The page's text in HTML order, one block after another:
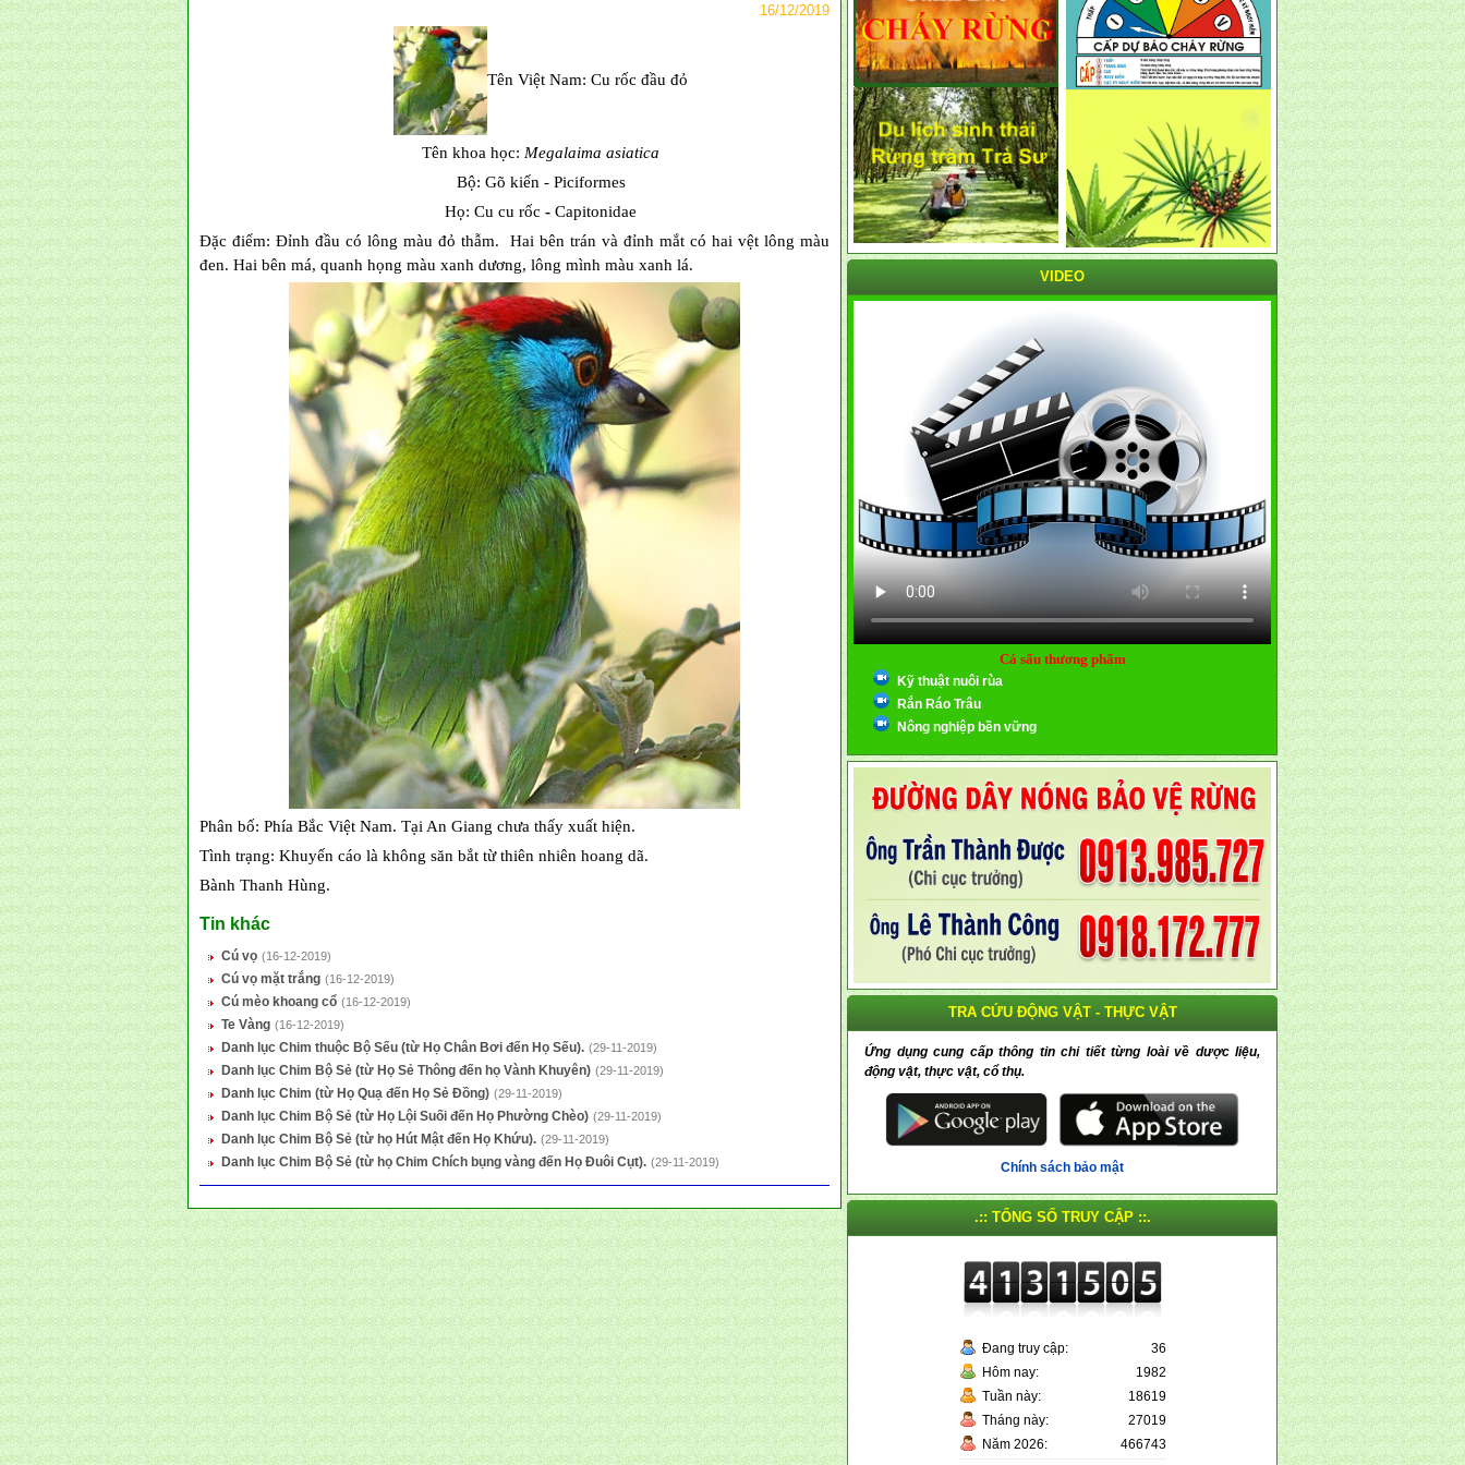
16/12/2019
Tên Việt Nam: Cu rốc đầu đỏ
Tên khoa học: Megalaima asiatica
Bộ: Gõ kiến - Piciformes
Họ: Cu cu rốc - Capitonidae
Đặc điểm: Đỉnh đầu có lông màu đỏ thẫm. Hai bên trán và đỉnh mắt có hai vệt lông màu
đen. Hai bên má, quanh họng màu xanh dương, lông mình màu xanh lá.
Phân bố: Phía Bắc Việt Nam. Tại An Giang chưa thấy xuất hiện.
Tình trạng: Khuyến cáo là không săn bắt từ thiên nhiên hoang dã.
Bành Thanh Hùng.
Tin khác
Cú vọ (16-12-2019)
Cú vọ mặt trắng (16-12-2019)
Cú mèo khoang cổ (16-12-2019)
Te Vàng (16-12-2019)
Danh lục Chim thuộc Bộ Sếu (từ Họ Chân Bơi đến Họ Sếu). (29-11-2019)
Danh lục Chim Bộ Sẻ (từ Họ Sẻ Thông đến họ Vành Khuyên) (29-11-2019)
Danh lục Chim (từ Họ Quạ đến Họ Sẻ Đồng) (29-11-2019)
Danh lục Chim Bộ Sẻ (từ Họ Lội Suối đến Họ Phường Chèo) (29-11-2019)
Danh lục Chim Bộ Sẻ (từ họ Hút Mật đến Họ Khứu). (29-11-2019)
Danh lục Chim Bộ Sẻ (từ họ Chim Chích bụng vàng đến Họ Đuôi Cụt). (29-11-2019)
VIDEO
Cá sấu thương phẩm
Kỹ thuật nuôi rùa
Rắn Ráo Trâu
Nông nghiệp bền vững
TRA CỨU ĐỘNG VẬT - THỰC VẬT
Ứng dụng cung cấp thông tin chi tiết từng loài về dược liệu,
động vật, thực vật, cổ thụ.
Chính sách bảo mật
.:: TỔNG SỐ TRUY CẬP ::.
Đang truy cập:
36
Hôm nay:
1982
Tuần này:
18619
Tháng này:
27019
Năm 2026:
466743